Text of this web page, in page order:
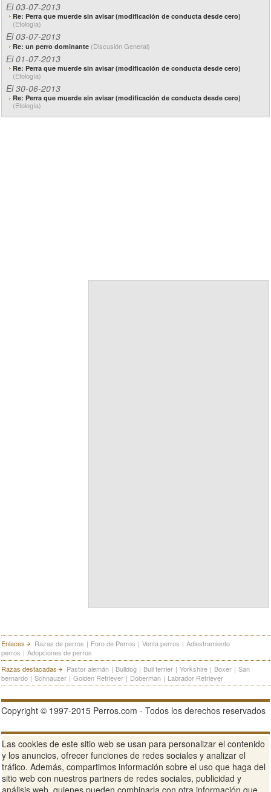
El 03-07-2013
Re: Perra que muerde sin avisar (modificación de conducta desde cero)
(Etología)
El 03-07-2013
Re: un perro dominante (Discusión General)
El 01-07-2013
Re: Perra que muerde sin avisar (modificación de conducta desde cero)
(Etología)
El 30-06-2013
Re: Perra que muerde sin avisar (modificación de conducta desde cero)
(Etología)
Enlaces Razas de perros | Foro de Perros | Venta perros | Adiestramiento
perros | Adopciones de perros
Razas destacadas
Pastor alemán | Bulldog | Bull terrier | Yorkshire | Boxer | San
bernardo | Schnauzer | Golden Retriever | Doberman | Labrador Retriever
Copyright © 1997-2015 Perros.com - Todos los derechos reservados
Publicidad en Perros.com | Contacte | Aviso Legal Política de
privacidad | Condiciones de uso
Ver sitio web completo
Las cookies de este sitio web se usan para personalizar el contenido
y los anuncios, ofrecer funciones de redes sociales y analizar el
tráfico. Además, compartimos información sobre el uso que haga del
sitio web con nuestros partners de redes sociales, publicidad y
análisis web, quienes pueden combinarla con otra información que